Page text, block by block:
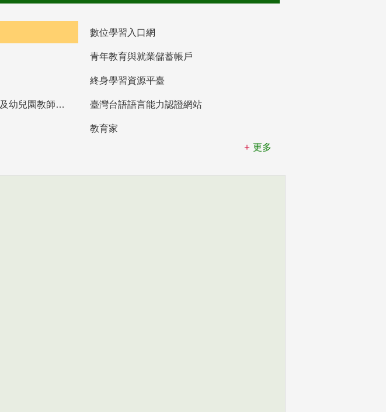
數位學習入口網
青年教育與就業儲蓄帳戶
終身學習資源平臺
教育部高中等以下學校及幼兒園教師資格檢定考試 臺灣台語語言能力認證網站
教育家
更多